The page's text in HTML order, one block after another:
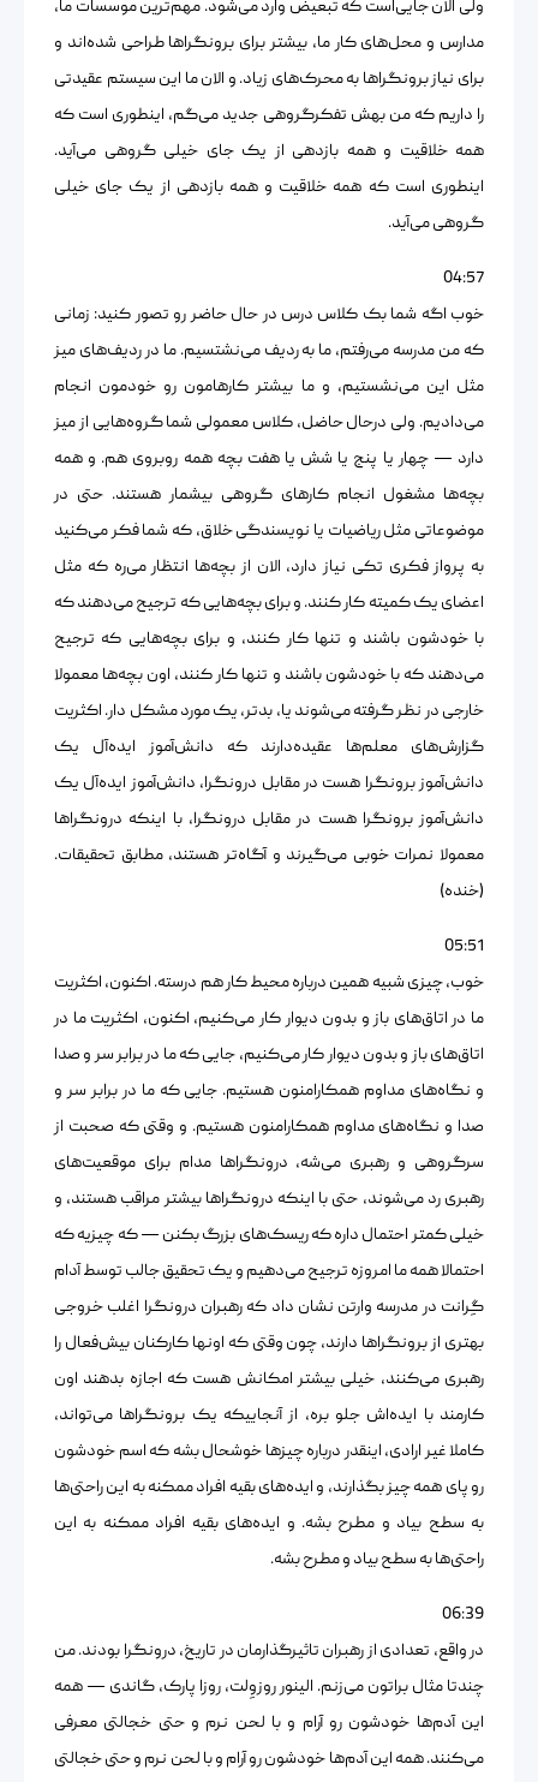
ولی الان جایی‌است که تبعیض وارد می‌شود. مهم‌ترین موسسات ما،
مدارس و محل‌های کار ما، بیشتر برای برونگراها طراحی شده‌اند و
برای نیاز برونگراها به محرک‌های زیاد. و الان ما این سیستم عقیدتی
را داریم که من بهش تفکرگروهی جدید می‌گم، اینطوری است که
همه خلاقیت و همه بازدهی از یک جای خیلی گروهی می‌آید.
اینطوری است که همه خلاقیت و همه بازدهی از یک جای خیلی
گروهی می‌آید.
04:57
خوب اگه شما بک کلاس درس در حال حاضر رو تصور کنید: زمانی
که من مدرسه می‌رفتم، ما به ردیف می‌نشتسیم. ما در ردیف‌های میز
مثل این می‌نشستیم، و ما بیشتر کارهامون رو خودمون انجام
می‌دادیم. ولی درحال حاضل، کلاس معمولی شما گروه‌هایی از میز
دارد — چهار یا پنج یا شش یا هفت بچه همه روبروی هم. و همه
بچه‌ها مشغول انجام کارهای گروهی بیشمار هستند. حتی در
موضوعاتی مثل ریاضیات یا نویسندگی خلاق، که شما فکر می‌کنید
به پرواز فکری تکی نیاز دارد، الان از بچه‌ها انتظار می‌ره که مثل
اعضای یک کمیته کار کنند. و برای بچه‌هایی که ترجیح می‌دهند که
با خودشون باشند و تنها کار کنند، و برای بچه‌هایی که ترجیح
می‌دهند که با خودشون باشند و تنها کار کنند، اون بچه‌ها معمولا
خارجی در نظر گرفته می‌شوند یا، بدتر، یک مورد مشکل دار. اکثریت
گزارش‌های معلم‌ها عقیده‌دارند که دانش‌آموز ایده‌آل یک
دانش‌آموز برونگرا هست در مقابل درونگرا، دانش‌آموز ایده‌آل یک
دانش‌آموز برونگرا هست در مقابل درونگرا، با اینکه درونگراها
معمولا نمرات خوبی می‌گیرند و آگاه‌تر هستند، مطابق تحقیقات.
(خنده)
05:51
خوب، چیزی شبیه همین درباره محیط کار هم درسته. اکنون، اکثریت
ما در اتاق‌های باز و بدون دیوار کار می‌کنیم، اکنون، اکثریت ما در
اتاق‌های باز و بدون دیوار کار می‌کنیم، جایی که ما در برابر سر و صدا
و نگاه‌های مداوم همکارامنون هستیم. جایی که ما در برابر سر و
صدا و نگاه‌های مداوم همکارامنون هستیم. و وقتی که صحبت از
سرگروهی و رهبری می‌شه، درونگراها مدام برای موقعیت‌های
رهبری رد می‌شوند، حتی با اینکه درونگراها بیشتر مراقب هستند، و
خیلی کمتر احتمال داره که ریسک‌های بزرگ بکنن — که چیزیه که
احتمالا همه ما امروزه ترجیح می‌دهیم و یک تحقیق جالب توسط آدام
گِرانت در مدرسه وارتن نشان داد که رهبران درونگرا اغلب خروجی
بهتری از برونگراها دارند، چون وقتی که اونها کارکنان بیش‌فعال را
رهبری می‌کنند، خیلی بیشتر امکانش هست که اجازه بدهند اون
کارمند با ایده‌اش جلو بره، از آنجاییکه یک برونگراها می‌تواند،
کاملا غیر ارادی، اینقدر درباره چیزها خوشحال بشه که اسم خودشون
رو پای همه چیز بگذارند، و ایده‌های بقیه افراد ممکنه به این راحتی‌ها
به سطح بیاد و مطرح بشه. و ایده‌های بقیه افراد ممکنه به این
راحتی‌ها به سطح بیاد و مطرح بشه.
06:39
در واقع، تعدادی از رهبران تاثیرگذارمان در تاریخ، درونگرا بودند. من
چندتا مثال براتون می‌زنم. الینور روزوِلت، روزا پارک، گاندی — همه
این آدم‌ها خودشون رو آرام و با لحن نرم و حتی خجالتی معرفی
می‌کنند. همه این آدم‌ها خودشون رو آرام و با لحن نرم و حتی خجالتی